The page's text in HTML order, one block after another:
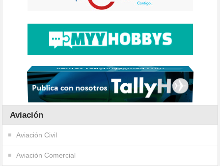
Aviación
Aviación Civil
Aviación Comercial